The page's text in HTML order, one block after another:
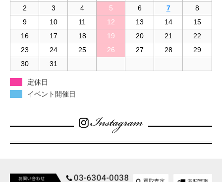
2
3 4 5 6 7
8
9
10 11 12 13 14
15
16
17 18 19 20 21
22
23
24 25 26 27 28
29
30
31
定休日
イベント開催日